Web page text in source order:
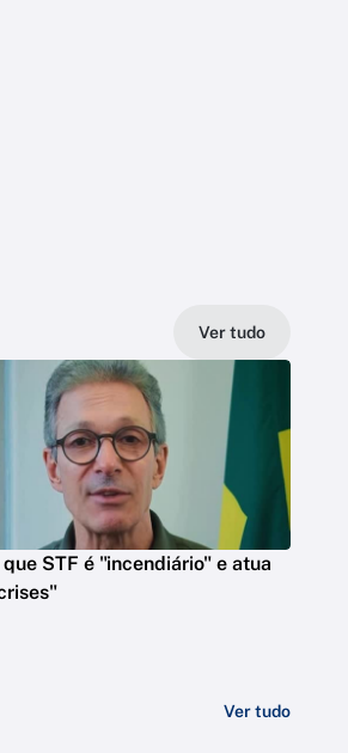
Ver tudo
STF é "incendiário" e atua
Ver tudo